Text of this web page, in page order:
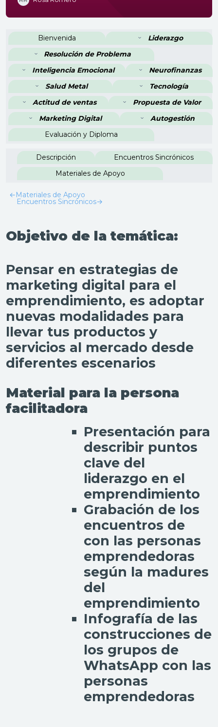
Perfilado de sección
Bienvenida
Liderazgo
Resolución de Problema
Inteligencia Emocional
Neurofinanzas
Salud Metal
Tecnología
Actitud de ventas
Propuesta de Valor
Marketing Digital
Autogestión
Evaluación y Diploma
Descripción
Encuentros Sincrónicos
Materiales de Apoyo
←Materiales de Apoyo
→
Encuentros Sincrónicos
Objetivo de la temática:
Pensar en estrategias de
marketing digital para el
emprendimiento, es adoptar
nuevas modalidades para
llevar tus productos y
servicios al mercado desde
diferentes escenarios
Material para la persona
facilitadora
Presentación para
describir puntos
clave del
liderazgo en el
emprendimiento
Grabación de los
encuentros de
con las personas
emprendedoras
según la madures
del
emprendimiento
Infografía de las
construcciones de
los grupos de
WhatsApp con las
personas
emprendedoras